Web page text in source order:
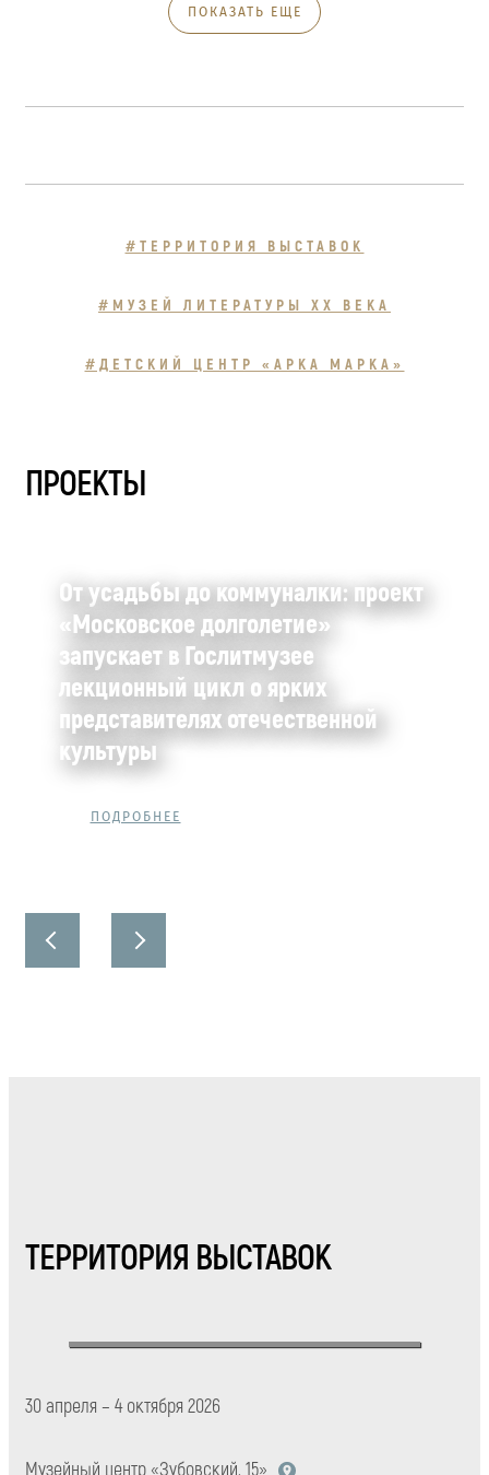
ПОКАЗАТЬ ЕЩЕ
#ТЕРРИТОРИЯ ВЫСТАВОК
#МУЗЕЙ ЛИТЕРАТУРЫ XX ВЕКА
#ДЕТСКИЙ ЦЕНТР «АРКА МАРКА»
ПРОЕКТЫ
От усадьбы до коммуналки: проект
«Московское долголетие»
запускает в Гослитмузее
лекционный цикл о ярких
представителях отечественной
культуры
ПОДРОБНЕЕ
ТЕРРИТОРИЯ ВЫСТАВОК
30 апреля – 4 октября 2026